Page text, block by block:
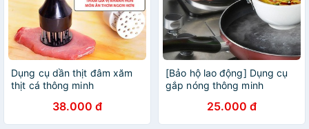
Dụng cụ dần thịt đâm xăm
thịt cá thông minh
38.000 đ
[Bảo hộ lao động] Dụng cụ
gắp nóng thông minh
25.000 đ